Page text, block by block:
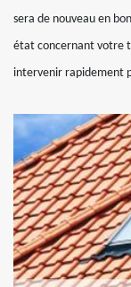
sera de nouveau en
état concernant votre
intervenir rapidement